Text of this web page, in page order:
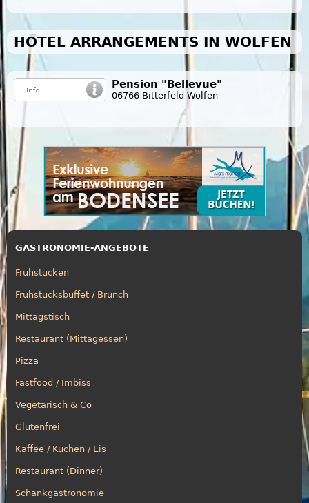
HOTEL ARRANGEMENTS IN WOLFEN
Pension "Bellevue"
06766 Bitterfeld-Wolfen
GASTRONOMIE-ANGEBOTE
Frühstücken
Frühstücksbuffet / Brunch
Mittagstisch
Restaurant (Mittagessen)
Pizza
Fastfood / Imbiss
Vegetarisch & Co
Glutenfrei
Kaffee / Kuchen / Eis
Restaurant (Dinner)
Schankgastronomie